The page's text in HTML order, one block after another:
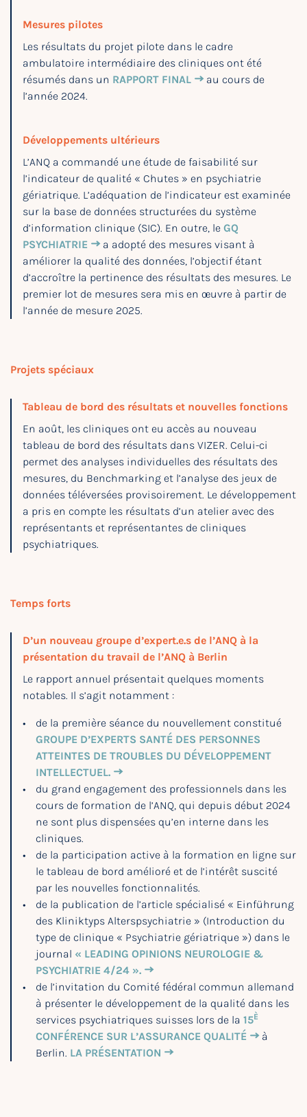
Mesures pilotes
Les résultats du projet pilote dans le cadre
ambulatoire intermédiaire des cliniques ont été
résumés dans un RAPPORT FINAL
au cours de
l’année 2024.
Développements ultérieurs
L’ANQ a commandé une étude de faisabilité sur
l’indicateur de qualité « Chutes » en psychiatrie
gériatrique. L’adéquation de l’indicateur est examinée
sur la base de données structurées du système
d’information clinique (SIC). En outre, le GQ
PSYCHIATRIE
a adopté des mesures visant à
améliorer la qualité des données, l’objectif étant
d’accroître la pertinence des résultats des mesures. Le
premier lot de mesures sera mis en œuvre à partir de
l’année de mesure 2025.
Projets spéciaux
Tableau de bord des résultats et nouvelles fonctions
En août, les cliniques ont eu accès au nouveau
tableau de bord des résultats dans VIZER. Celui-ci
permet des analyses individuelles des résultats des
mesures, du Benchmarking et l’analyse des jeux de
données téléversées provisoirement. Le développement
a pris en compte les résultats d’un atelier avec des
représentants et représentantes de cliniques
psychiatriques.
Temps forts
D’un nouveau groupe d’expert.e.s de l’ANQ à la
présentation du travail de l’ANQ à Berlin
Le rapport annuel présentait quelques moments
notables. Il s’agit notamment :
de la première séance du nouvellement constitué
GROUPE D’EXPERTS SANTÉ DES PERSONNES
ATTEINTES DE TROUBLES DU DÉVELOPPEMENT
INTELLECTUEL.
du grand engagement des professionnels dans les
cours de formation de l’ANQ, qui depuis début 2024
ne sont plus dispensées qu’en interne dans les
cliniques.
de la participation active à la formation en ligne sur
le tableau de bord amélioré et de l’intérêt suscité
par les nouvelles fonctionnalités.
de la publication de l’article spécialisé « Einführung
des Kliniktyps Alterspsychiatrie » (Introduction du
type de clinique « Psychiatrie gériatrique ») dans le
journal « LEADING OPINIONS NEUROLOGIE &
PSYCHIATRIE 4/24 ».
de l’invitation du Comité fédéral commun allemand
à présenter le développement de la qualité dans les
services psychiatriques suisses lors de la15È
CONFÉRENCE SUR L’ASSURANCE QUALITÉ
à
Berlin. LA PRÉSENTATION